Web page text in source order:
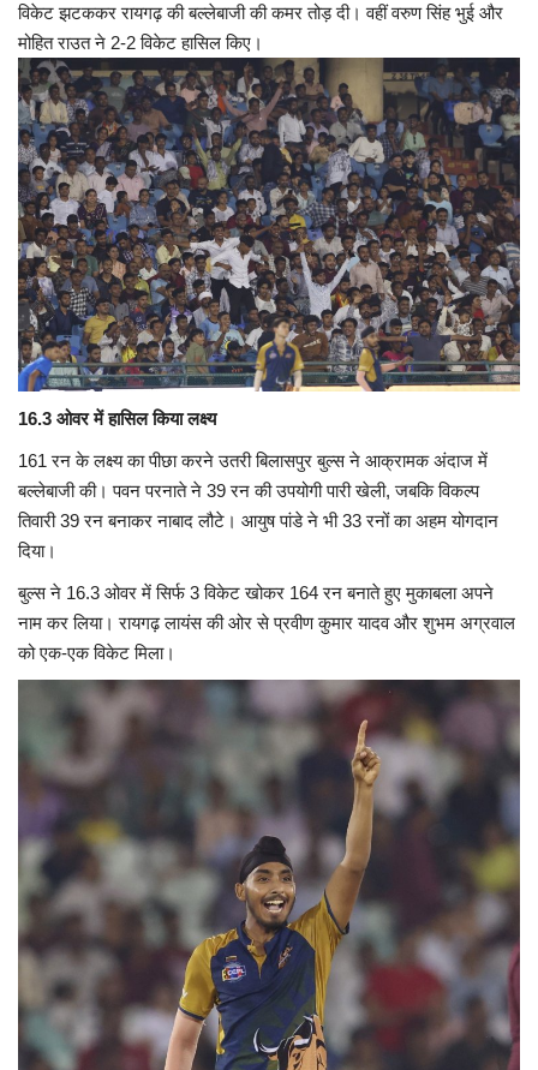
विकेट झटककर रायगढ़ की बल्लेबाजी की कमर तोड़ दी। वहीं वरुण सिंह भुई और
मोहित राउत ने 2-2 विकेट हासिल किए।
16.3 ओवर में हासिल किया लक्ष्य
161 रन के लक्ष्य का पीछा करने उतरी बिलासपुर बुल्स ने आक्रामक अंदाज में
बल्लेबाजी की। पवन परनाते ने 39 रन की उपयोगी पारी खेली, जबकि विकल्प
तिवारी 39 रन बनाकर नाबाद लौटे। आयुष पांडे ने भी 33 रनों का अहम योगदान
दिया।
बुल्स ने 16.3 ओवर में सिर्फ 3 विकेट खोकर 164 रन बनाते हुए मुकाबला अपने
नाम कर लिया। रायगढ़ लायंस की ओर से प्रवीण कुमार यादव और शुभम अग्रवाल
को एक-एक विकेट मिला।